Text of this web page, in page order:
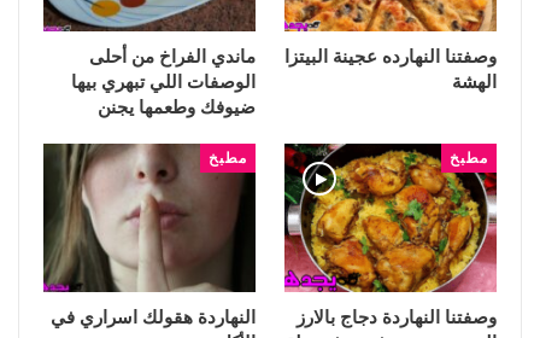
وصفتنا النهارده عجينة البيتزا
الهشة
ماندي الفراخ من أحلى
الوصفات اللي تبهري بيها
ضيوفك وطعمها يجنن
مطبخ
وصفتنا النهاردة دجاج بالارز
مطبخ
النهاردة هقولك اسراري في